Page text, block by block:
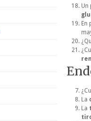
Un
En
La
La